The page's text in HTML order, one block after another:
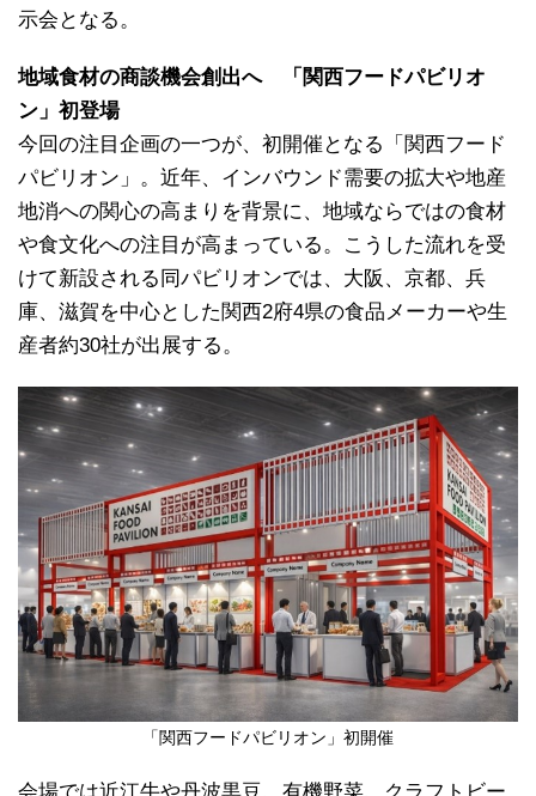
示会となる。
地域食材の商談機会創出へ 「関西フードパビリオ
ン」初登場
今回の注目企画の一つが、初開催となる「関西フード
パビリオン」。近年、インバウンド需要の拡大や地産
地消への関心の高まりを背景に、地域ならではの食材
や食文化への注目が高まっている。こうした流れを受
けて新設される同パビリオンでは、大阪、京都、兵
庫、滋賀を中心とした関西2府4県の食品メーカーや生
産者約30社が出展する。
「関西フードパビリオン」初開催